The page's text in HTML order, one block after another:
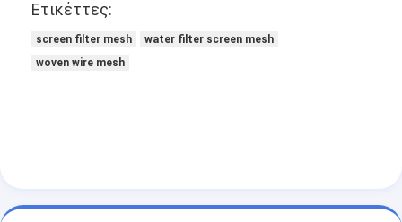
Ετικέττες:
screen filter mesh
water filter screen mesh
woven wire mesh